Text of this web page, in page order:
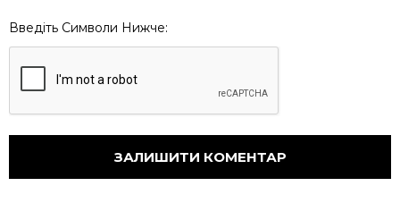
Введіть Символи Нижче: